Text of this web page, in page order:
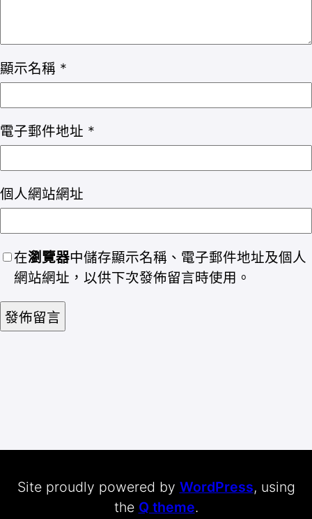
顯示名稱 *
電子郵件地址 *
個人網站網址
在瀏覽器中儲存顯示名稱、電子郵件地址及個人
網站網址，以供下次發佈留言時使用。
Site proudly powered by WordPress, using
the Q theme.